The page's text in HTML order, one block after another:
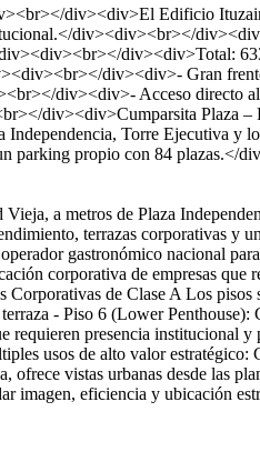
div><div>El Edificio
div><div><br></
div><div>Total:
div><div>- Gran
div><div>- Acceso
div><div>Cumparsita Plaza
Torre Ejecutiva y
parking propio con 84
a metros de Plaza
terrazas corporativas y
gastronómico nacional
corporativa de empresas
de Clase A Los pisos
- Piso 6 (Lower
presencia institucional
usos de alto valor
vistas urbanas desde las
imagen, eficiencia y ubicación